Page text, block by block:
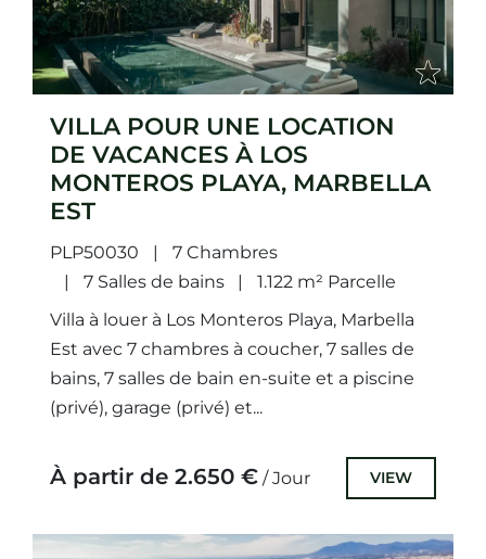
VILLA POUR UNE LOCATION
DE VACANCES À LOS
MONTEROS PLAYA, MARBELLA
EST
PLP50030
7 Chambres
7 Salles de bains
1.122 m² Parcelle
Villa à louer à Los Monteros Playa, Marbella
Est avec 7 chambres à coucher, 7 salles de
bains, 7 salles de bain en-suite et a piscine
(privé), garage (privé) et...
À partir de 2.650 € / Jour VIEW